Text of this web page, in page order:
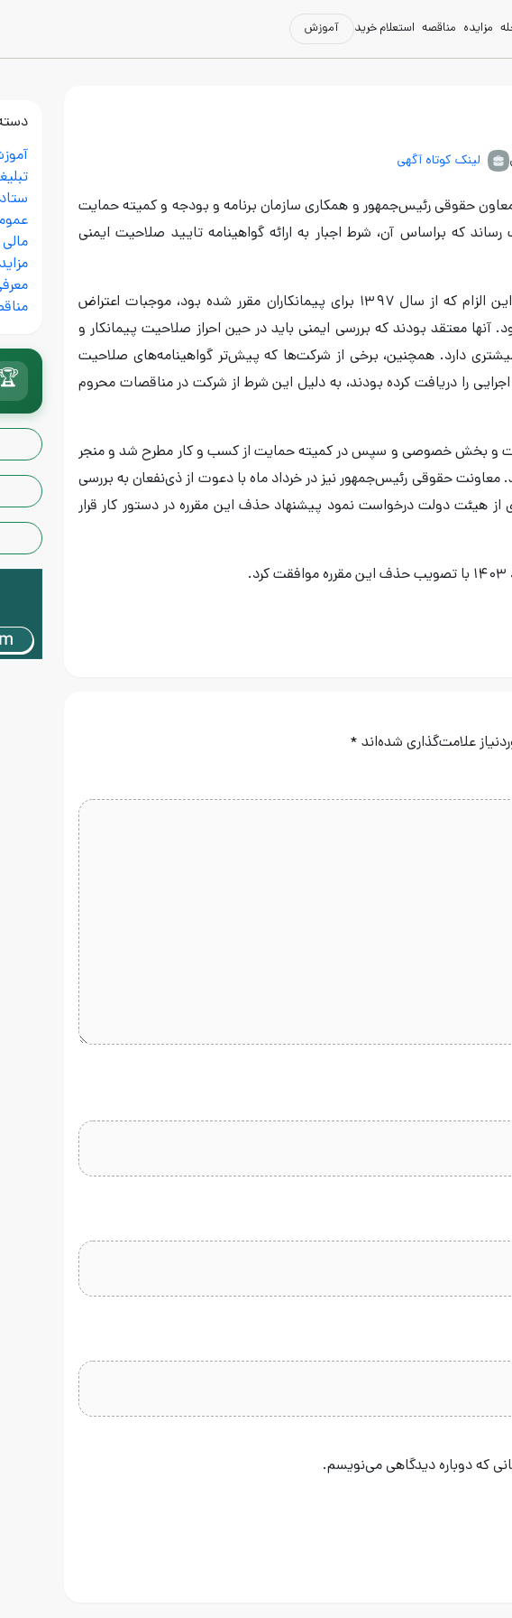
مزایده مناقصه استعلام خرید آموزش
لینک کوتاه آگهی
حقوقی رئیس‌جمهور و همکاری سازمان برنامه و بودجه و کمیته حمایت
که براساس آن، شرط اجبار به ارائه گواهینامه تایید صلاحیت ایمنی
براساس گزارش معاونت حقوقی ریاست جمهوری، این الزام که از سال ۱۳۹۷ برای پیمانکاران مقرر شده بود، موجبات اعتراض
معتقد بودند که بررسی ایمنی باید در حین احراز صلاحیت پیمانکار و
دارد. همچنین، برخی از شرکت‌ها که پیش‌تر گواهینامه‌های صلاحیت
را دریافت کرده بودند، به دلیل این شرط از شرکت در مناقصات محروم
و بخش خصوصی و سپس در کمیته حمایت از کسب و کار مطرح شد و منجر
حقوقی رئیس‌جمهور نیز در خرداد ماه با دعوت از ذی‌نفعان به بررسی
۱۷ تیر ماه ۱۴۰۳ طی مکاتبه‌ای از هیئت دولت درخواست نمود پیشنهاد حذف این مقرره در دستور کار قرار
علامت‌گذاری شده‌اند *
که دوباره دیدگاهی می‌نویسم.